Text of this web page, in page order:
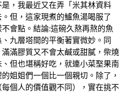
，我最近又在弄「米其林資料
但，這家現煮的鱸魚湯喝服了
會點。結論:這碗久熬再熬的魚
九層塔間的平衡著實微妙。同
滿膠質又不會太鹹或甜膩，柴燒
但也堪稱好吃，就連小菜埾果南
姐姐們一個比一個親切。除了，
個人的價值觀不同），實在挑不